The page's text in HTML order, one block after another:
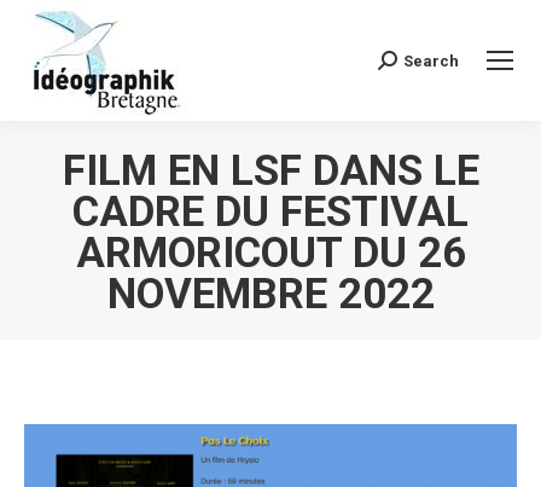
Recherche
Search
FILM EN LSF DANS LE
CADRE DU FESTIVAL
ARMORICOUT DU 26
NOVEMBRE 2022